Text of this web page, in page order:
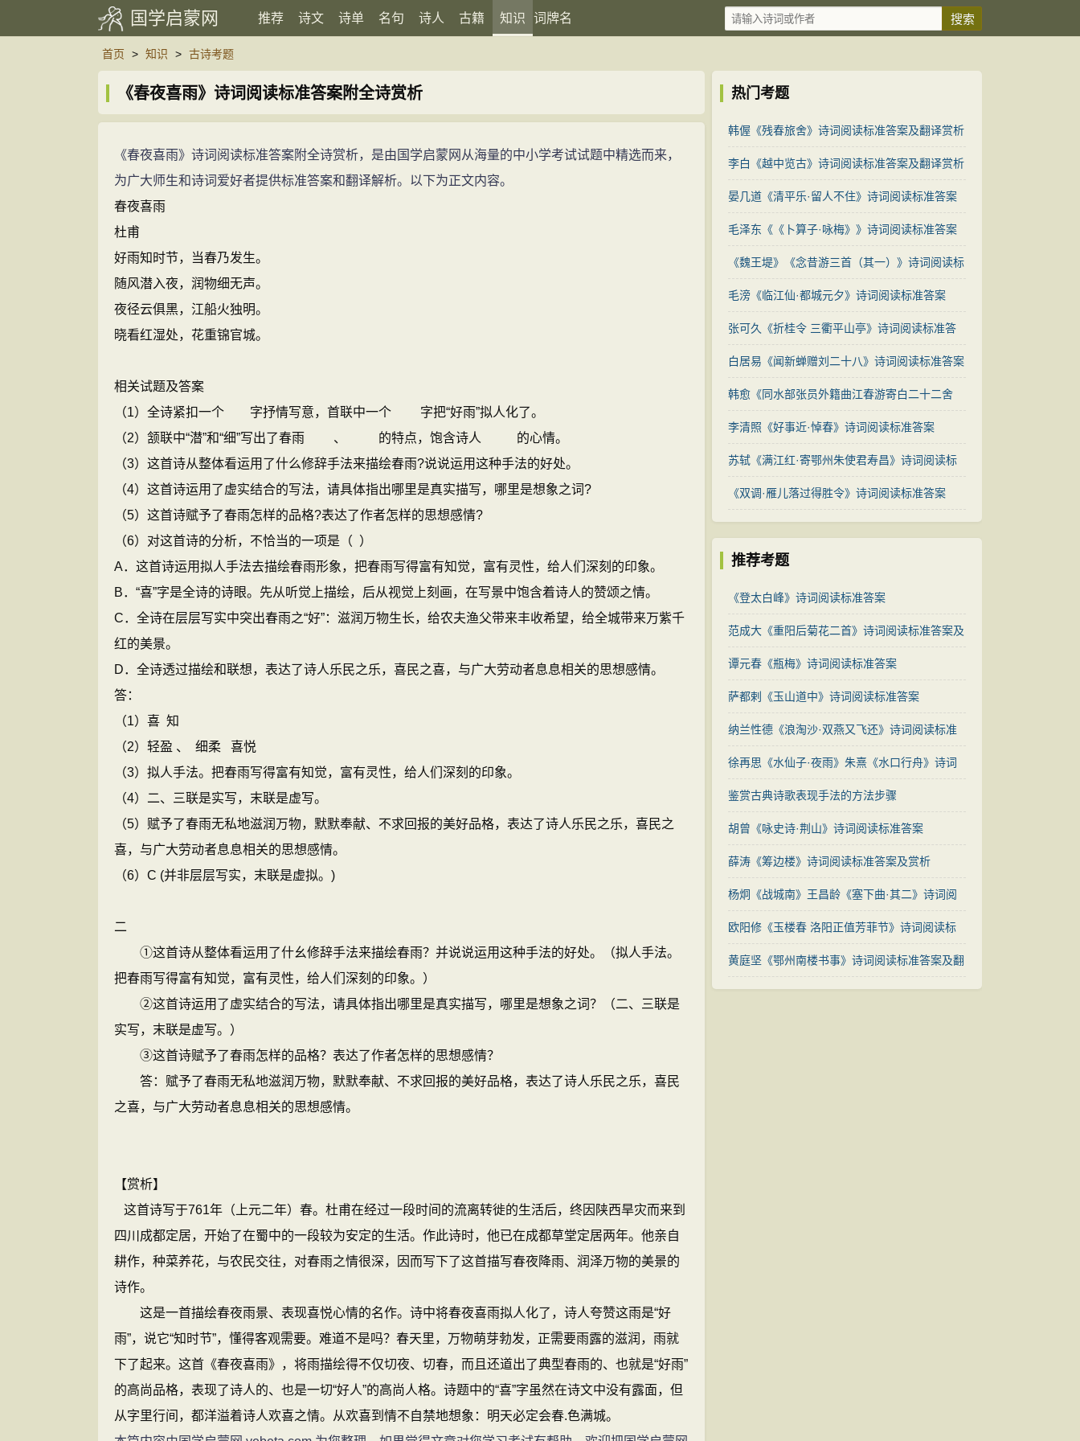
国学启蒙网 推荐 诗文 诗单 名句 诗人 古籍 知识 词牌名
首页 > 知识 > 古诗考题
《春夜喜雨》诗词阅读标准答案附全诗赏析
《春夜喜雨》诗词阅读标准答案附全诗赏析，是由国学启蒙网从海量的中小学考试试题中精选而来，
为广大师生和诗词爱好者提供标准答案和翻译解析。以下为正文内容。
春夜喜雨
杜甫
好雨知时节，当春乃发生。
随风潜入夜，润物细无声。
夜径云俱黑，江船火独明。
晓看红湿处，花重锦官城。
相关试题及答案
（1）全诗紧扣一个 字抒情写意，首联中一个 字把“好雨”拟人化了。
（2）颔联中“潜”和“细”写出了春雨 、 的特点，饱含诗人 的心情。
（3）这首诗从整体看运用了什么修辞手法来描绘春雨?说说运用这种手法的好处。
（4）这首诗运用了虚实结合的写法，请具体指出哪里是真实描写，哪里是想象之词?
（5）这首诗赋予了春雨怎样的品格?表达了作者怎样的思想感情?
（6）对这首诗的分析，不恰当的一项是（ ）
A．这首诗运用拟人手法去描绘春雨形象，把春雨写得富有知觉，富有灵性，给人们深刻的印象。
B．“喜”字是全诗的诗眼。先从听觉上描绘，后从视觉上刻画，在写景中饱含着诗人的赞颂之情。
C．全诗在层层写实中突出春雨之“好”：滋润万物生长，给农夫渔父带来丰收希望，给全城带来万紫千
红的美景。
D．全诗透过描绘和联想，表达了诗人乐民之乐，喜民之喜，与广大劳动者息息相关的思想感情。
答：
（1）喜 知
（2）轻盈 、 细柔 喜悦
（3）拟人手法。把春雨写得富有知觉，富有灵性，给人们深刻的印象。
（4）二、三联是实写，末联是虚写。
（5）赋予了春雨无私地滋润万物，默默奉献、不求回报的美好品格，表达了诗人乐民之乐，喜民之
喜，与广大劳动者息息相关的思想感情。
（6）C (并非层层写实，末联是虚拟。)
二
①这首诗从整体看运用了什幺修辞手法来描绘春雨？并说说运用这种手法的好处。（拟人手法。
把春雨写得富有知觉，富有灵性，给人们深刻的印象。）
②这首诗运用了虚实结合的写法，请具体指出哪里是真实描写，哪里是想象之词？（二、三联是
实写，末联是虚写。）
③这首诗赋予了春雨怎样的品格？表达了作者怎样的思想感情？
答：赋予了春雨无私地滋润万物，默默奉献、不求回报的美好品格，表达了诗人乐民之乐，喜民
之喜，与广大劳动者息息相关的思想感情。
【赏析】
这首诗写于761年（上元二年）春。杜甫在经过一段时间的流离转徙的生活后，终因陕西旱灾而来到
四川成都定居，开始了在蜀中的一段较为安定的生活。作此诗时，他已在成都草堂定居两年。他亲自
耕作，种菜养花，与农民交往，对春雨之情很深，因而写下了这首描写春夜降雨、润泽万物的美景的
诗作。
这是一首描绘春夜雨景、表现喜悦心情的名作。诗中将春夜喜雨拟人化了，诗人夸赞这雨是“好
雨”，说它“知时节”，懂得客观需要。难道不是吗？春天里，万物萌芽勃发，正需要雨露的滋润，雨就
下了起来。这首《春夜喜雨》，将雨描绘得不仅切夜、切春，而且还道出了典型春雨的、也就是“好雨”
的高尚品格，表现了诗人的、也是一切“好人”的高尚人格。诗题中的“喜”字虽然在诗文中没有露面，但
从字里行间，都洋溢着诗人欢喜之情。从欢喜到情不自禁地想象：明天必定会春.色满城。
热门考题
韩偓《残春旅舍》诗词阅读标准答案及翻译赏析
李白《越中览古》诗词阅读标准答案及翻译赏析
晏几道《清平乐·留人不住》诗词阅读标准答案
及翻译赏析
毛泽东《《卜算子·咏梅》》诗词阅读标准答案
及翻译赏析
《魏王堤》《念昔游三首（其一）》诗词阅读标
准答案对比赏析
毛滂《临江仙·都城元夕》诗词阅读标准答案
张可久《折桂令 三衢平山亭》诗词阅读标准答
案
白居易《闻新蝉赠刘二十八》诗词阅读标准答案
赏析
韩愈《同水部张员外籍曲江春游寄白二十二舍
人》诗词阅读标准答案
李清照《好事近·悼春》诗词阅读标准答案
苏轼《满江红·寄鄂州朱使君寿昌》诗词阅读标
准答案及赏析
《双调·雁儿落过得胜令》诗词阅读标准答案
推荐考题
《登太白峰》诗词阅读标准答案
范成大《重阳后菊花二首》诗词阅读标准答案及
赏析
谭元春《瓶梅》诗词阅读标准答案
萨都剌《玉山道中》诗词阅读标准答案
纳兰性德《浪淘沙·双燕又飞还》诗词阅读标准
答案及赏析
徐再思《水仙子·夜雨》朱熹《水口行舟》诗词
阅读标准答案对比赏析
鉴赏古典诗歌表现手法的方法步骤
胡曾《咏史诗·荆山》诗词阅读标准答案
薛涛《筹边楼》诗词阅读标准答案及赏析
杨炯《战城南》王昌龄《塞下曲·其二》诗词阅
读标准答案对比赏析
欧阳修《玉楼春 洛阳正值芳菲节》诗词阅读标
准答案附赏析
黄庭坚《鄂州南楼书事》诗词阅读标准答案及翻
译赏析